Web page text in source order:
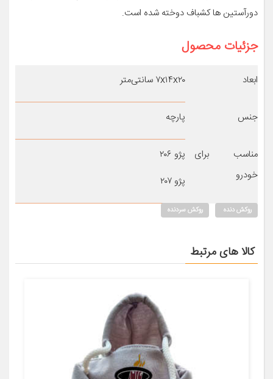
دورآستین ها کشباف دوخته شده است.
جزئیات محصول
ابعاد ۷x۱۴x۲۰ سانتی‌متر
جنس پارچه
مناسب برای
خودرو
پژو ۲۰۶
پژو ۲۰۷
روکش دنده روکش سردنده
کالا های مرتبط